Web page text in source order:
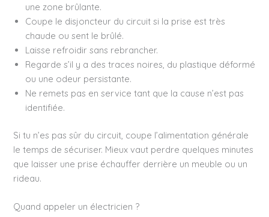
une zone brûlante.
Coupe le disjoncteur du circuit si la prise est très
chaude ou sent le brûlé.
Laisse refroidir sans rebrancher.
Regarde s’il y a des traces noires, du plastique déformé
ou une odeur persistante.
Ne remets pas en service tant que la cause n’est pas
identifiée.
Si tu n’es pas sûr du circuit, coupe l’alimentation générale
le temps de sécuriser. Mieux vaut perdre quelques minutes
que laisser une prise échauffer derrière un meuble ou un
rideau.
Quand appeler un électricien ?